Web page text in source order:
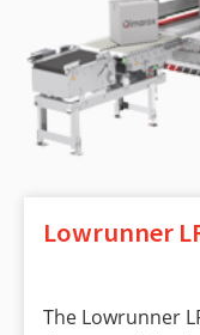
Lowrunner
The Lowrunner